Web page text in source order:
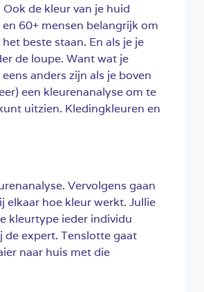
de kleur van je huid
60+ mensen belangrijk om
beste staan. En als je je
de loupe. Want wat je
anders zijn als je boven
een kleurenanalyse om te
uitzien. Kledingkleuren en
Vervolgens gaan
elkaar hoe kleur werkt. Jullie
kleurtype ieder individu
de expert. Tenslotte gaat
naar huis met die